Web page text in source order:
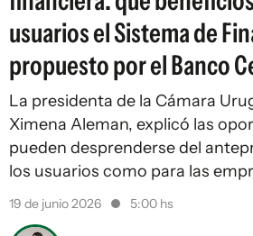
usuarios el Sistema de
propuesto por el Banco
La presidenta de la Cámara
Ximena Aleman, explicó las
pueden desprenderse del
los usuarios como para las
19 de junio 2026 5:00 hs